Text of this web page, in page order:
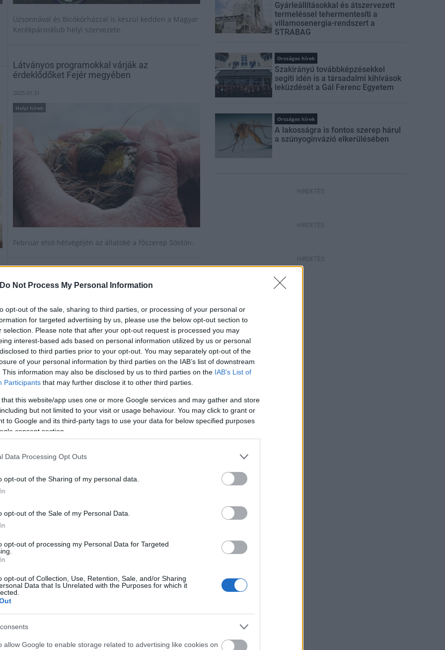
Do Not Process My Personal Information
opt-out of the sale, sharing to third parties, or processing of your personal or
for targeted advertising by us, please use the below opt-out section to
selection. Please note that after your opt-out request is processed you may
interest-based ads based on personal information utilized by us or personal
to third parties prior to your opt-out. You may separately opt-out of the
of your personal information by third parties on the IAB’s list of downstream
This information may also be disclosed by us to third parties on the IAB’s List of
Participants that may further disclose it to other third parties.
that this website/app uses one or more Google services and may gather and store
but not limited to your visit or usage behaviour. You may click to grant or
to Google and its third-party tags to use your data for below specified purposes
consent section.
Data Processing Opt Outs
opt-out of the Sharing of my personal data.
opt-out of the Sale of my Personal Data.
opt-out of processing my Personal Data for Targeted
opt-out of Collection, Use, Retention, Sale, and/or Sharing
Data that Is Unrelated with the Purposes for which it
allow Google to enable storage related to advertising like cookies on
Uzsonnával és Bicókórházzal is készül kedden a Magyar
Kerékpárosklub helyi szervezete.
Látványos programokkal várják az
érdeklődőket Fejér megyében
2025.01.31
Helyi hírek
Február első hétvégéjén az állatoké a főszerep Sóstón.
lesz a kicsiknek a Királykút Emlékházban
2023.09.17
Helyi hírek
A 0–3 éves korosztálynak szól a Székesfehérvári
amely a hónap harmadik szerdáján hívja a családokat
Augusztus 25-én ismét Palacsinta Pénteket
Helyi hírek
Gyárleállításokkal és átszervezett
termeléssel tehermentesíti a
villamosenergia-rendszert a
STRABAG
Országos hírek
Szakirányú továbbképzésekkel
segíti idén is a társadalmi kihívások
leküzdését a Gál Ferenc Egyetem
Országos hírek
A lakosságra is fontos szerep hárul
a szúnyoginvázió elkerülésében
HIRDETÉS
HIRDETÉS
HIRDETÉS